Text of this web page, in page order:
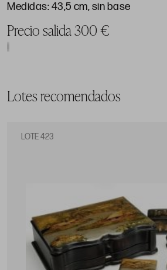
Medidas: 43,5 cm, sin base
Precio salida 300 €
Lotes recomendados
LOTE 423